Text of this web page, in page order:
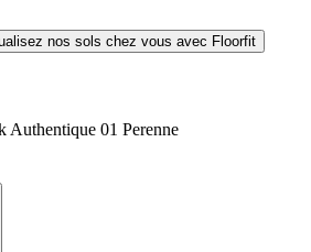
nos sols chez vous avec Floorfit
Authentique 01 Perenne